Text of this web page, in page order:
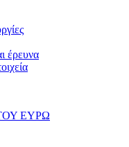
έρευνα
ΕΥΡΩ